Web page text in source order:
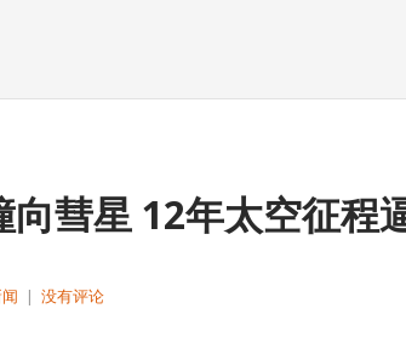
向彗星 12年太空征程
| 没有评论